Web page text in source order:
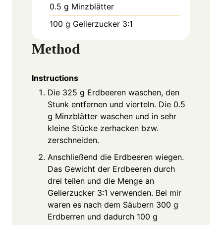
0.5 g Minzblätter
100 g Gelierzucker 3:1
Method
Instructions
Die 325 g Erdbeeren waschen, den
Stunk entfernen und vierteln. Die 0.5
g Minzblätter waschen und in sehr
kleine Stücke zerhacken bzw.
zerschneiden.
Anschließend die Erdbeeren wiegen.
Das Gewicht der Erdbeeren durch
drei teilen und die Menge an
Gelierzucker 3:1 verwenden. Bei mir
waren es nach dem Säubern 300 g
Erdberren und dadurch 100 g